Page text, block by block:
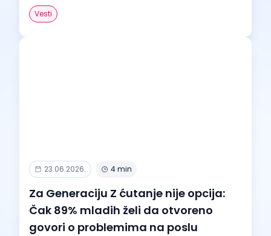
Vesti
23.06.2026. 4 min
Za Generaciju Z ćutanje nije opcija:
Čak 89% mladih želi da otvoreno
govori o problemima na poslu